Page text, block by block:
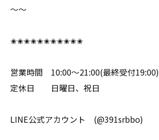
～～
✬✬✬✬✬✬✬✬✬✬✬
営業時間 10:00〜21:00(最終受付19:00)
定休日 日曜日、祝日
LINE公式アカウント (@391srbbo)